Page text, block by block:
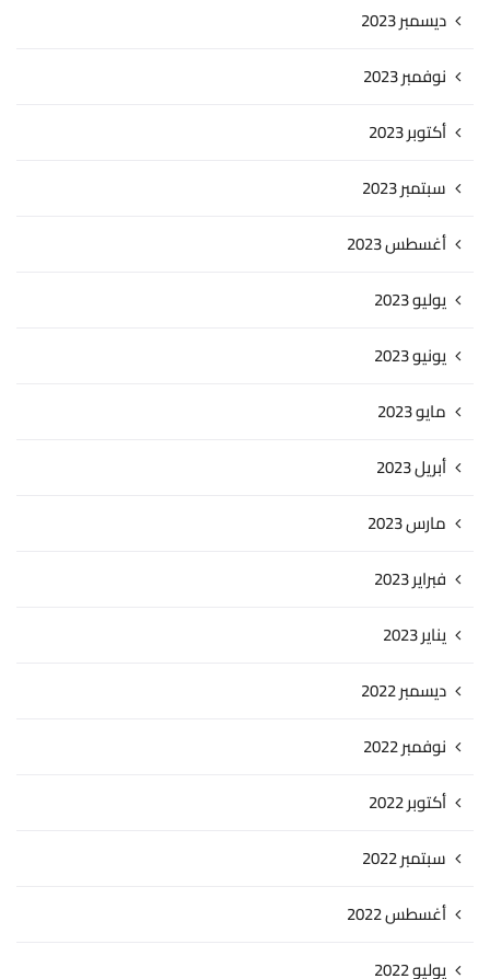
ديسمبر 2023
نوفمبر 2023
أكتوبر 2023
سبتمبر 2023
أغسطس 2023
يوليو 2023
يونيو 2023
مايو 2023
أبريل 2023
مارس 2023
فبراير 2023
يناير 2023
ديسمبر 2022
نوفمبر 2022
أكتوبر 2022
سبتمبر 2022
أغسطس 2022
يوليو 2022